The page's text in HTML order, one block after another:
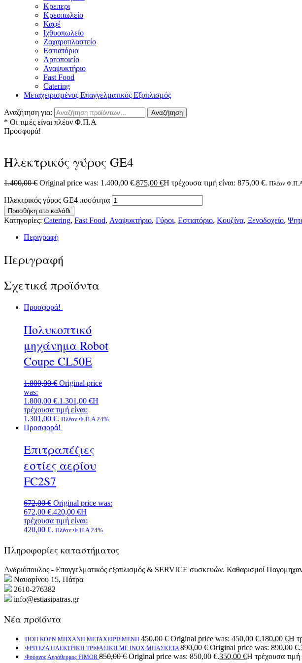
Κρεπερι
Κρεοπωλείο
Καφέ
Ιχθυοπωλείο
Ζαχαροπλαστείο
Εστιατόριο
Αρτοποιείο
Αναψυκτήριο
Fast Food
Catering
Μεταχειρισμένος Επαγγελματικός Εξοπλισμός
Αναζήτηση για: Αναζήτηση
* Οι τιμές είναι πλέον Φ.Π.Α
Προσφορά!
Ηλεκτρικός γύρος GE4
1.400,00€ Original price was: 1.400,00 €.875,00 €Η τρέχουσα τιμή είναι: 875,00 €. Πλέον
Ηλεκτρικός γύρος GE4 ποσότητα
Προσθήκη στο καλάθι
Κατηγορίες: Catering, Fast Food, Αναψυκτήριο, Γύροι, Εστιατόριο, Κουζίνα, Ξενοδοχείο,
Περιγραφή
Περιγραφή
Σχετικά προϊόντα
Προσφορά!
Πολυκοπτικό
μηχάνημα Robot
Coupe CL50Ε
1.800,00€ Original price
was:
1.800,00 €.1.301,00 €Η
τρέχουσα τιμή είναι:
1.301,00 €. Πλέον Φ.Π.Α 24%
Προσφορά!
Επιτραπέζιες
εστίες αερίου
FC2S7
672,00€ Original price was:
672,00 €.420,00 €Η
τρέχουσα τιμή είναι:
420,00 €. Πλέον Φ.Π.Α 24%
Πληροφορίες καταστήματος
Ανδριόπουλος - Επαγγελματικός εξοπλισμός & SERVICE συσκευών. Καθαρισμοί
Ναυαρίνου 15, Πάτρα
2610-276382
info@estiasipatras.gr
Νέα προϊόντα
ΠΟΠ ΚΟΡΝ ΜΗΧΑΝΗ ΜΕΤΑΧΕΙΡΙΣΜΕΝΗ 450,00€ Original price was: 450,00 €.180,00 €Η
ΦΡΙΤΕΖΑ ΗΛΕΚΤΡΙΚΗ ΤΡΙΦΑΣΙΚΗ ΜΕ ΙΝΟΧ ΜΠΑΣΚΕΤΑ 890,00€ Original price was: 890,00 €.
Φούρνος Αερόθερμος FIMOR 850,00€ Original price was: 850,00 €.350,00 €Η τρέχουσα τιμή